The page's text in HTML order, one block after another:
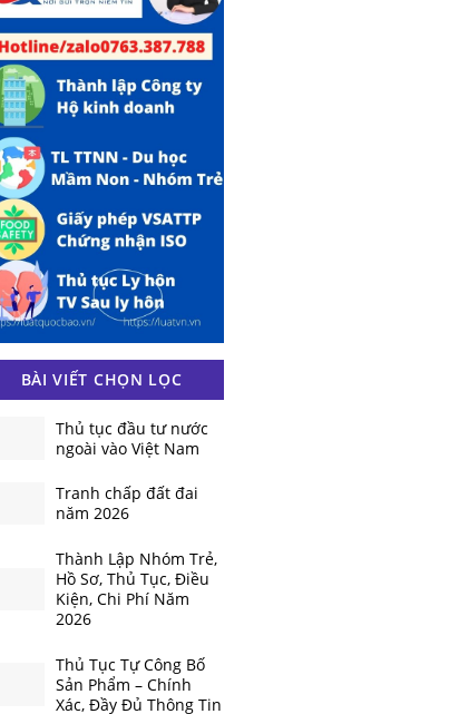
BÀI VIẾT CHỌN LỌC
Thủ tục đầu tư nước
ngoài vào Việt Nam
Tranh chấp đất đai
năm 2026
Thành Lập Nhóm Trẻ,
Hồ Sơ, Thủ Tục, Điều
Kiện, Chi Phí Năm
2026
Thủ Tục Tự Công Bố
Sản Phẩm – Chính
Xác, Đầy Đủ Thông Tin